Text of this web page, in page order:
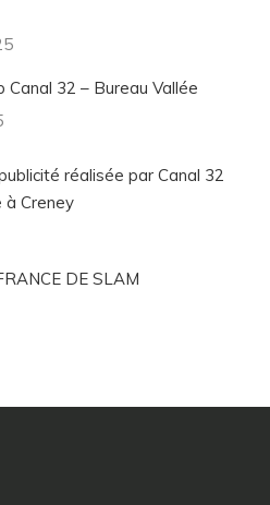
Canal 32 – Bureau Vallée
réalisée par Canal 32
à Creney
DE SLAM